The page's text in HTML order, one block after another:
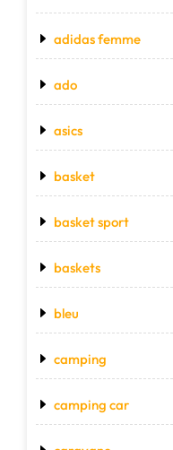
adidas femme
ado
asics
basket
basket sport
baskets
bleu
camping
camping car